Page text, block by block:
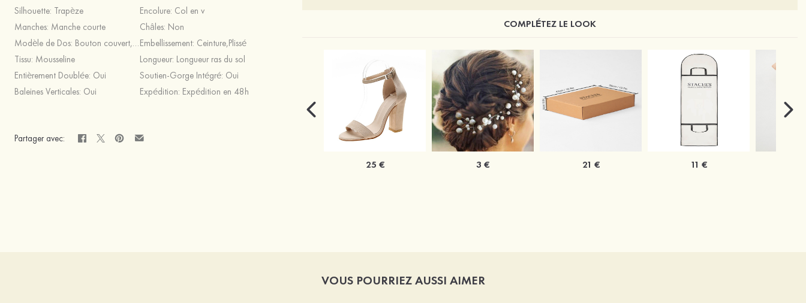
Silhouette: Trapèze Encolure: Col en v
Manches: Manche courte Châles: Non
Modèle de Dos: Bouton couvert,Fermeture éclair Embellissement: Ceinture,Plissé
Tissu: Mousseline Longueur: Longueur ras du sol
Entièrement Doublée: Oui Soutien-Gorge Intégré: Oui
Baleines Verticales: Oui Expédition: Expédition en 48h
Partager avec:
COMPLÉTEZ LE LOOK
25 € 3 € 21 € 11 €
VOUS POURRIEZ AUSSI AIMER